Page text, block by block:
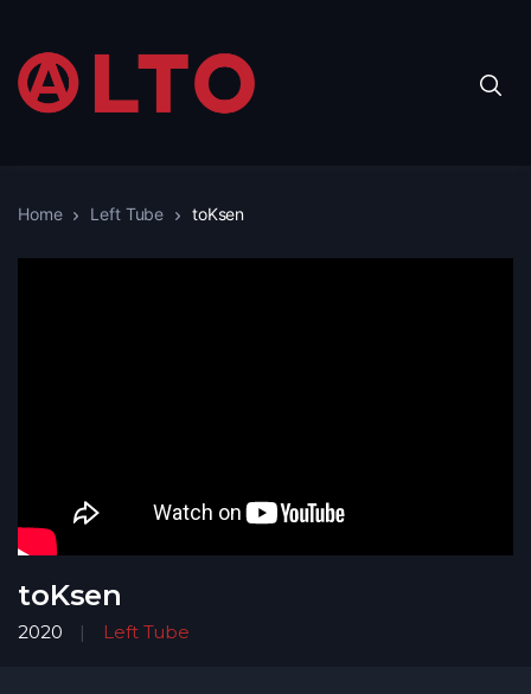
Home Left Tube toKsen
toKsen
2020 Left Tube